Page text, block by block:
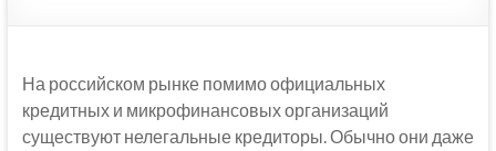
На российском рынке помимо официальных
кредитных и микрофинансовых организаций
существуют нелегальные кредиторы. Обычно они даже